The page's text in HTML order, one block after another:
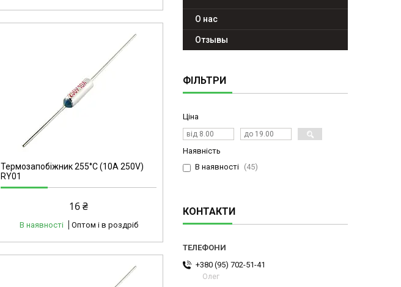
Термозапобіжник 255°C (10А 250V)
RY01
16 ₴
В наявності Оптом і в роздріб
О нас
Отзывы
ФІЛЬТРИ
Ціна
Наявність
В наявності
45
КОНТАКТИ
+380 (95) 702-51-41
Олег